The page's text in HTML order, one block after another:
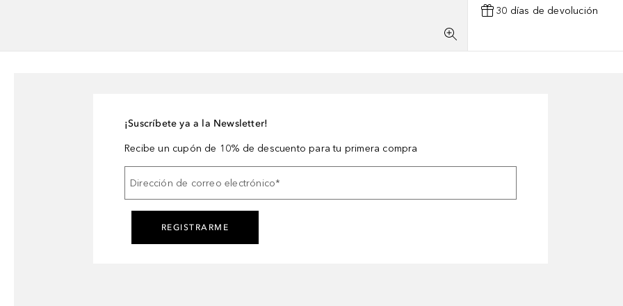
30 días de devolución
¡Suscríbete ya a la Newsletter!
Recibe un cupón de 10% de descuento para tu primera compra
Dirección de correo electrónico*
REGISTRARME